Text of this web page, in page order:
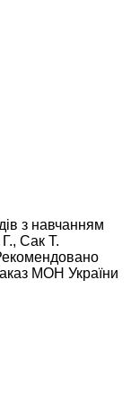
з навчанням
Сак Т.
МОН України